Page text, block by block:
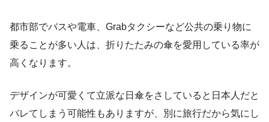
都市部でバスや電車、Grabタクシーなど公共の乗り物に
乗ることが多い人は、折りたたみの傘を愛用している率が
高くなります。
デザインが可愛くて立派な日傘をさしていると日本人だと
バレてしまう可能性もありますが、別に旅行だから気にし